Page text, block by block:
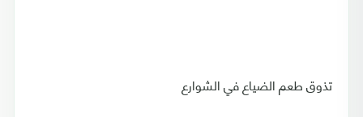
تذوق طعم الضياع في الشوارع